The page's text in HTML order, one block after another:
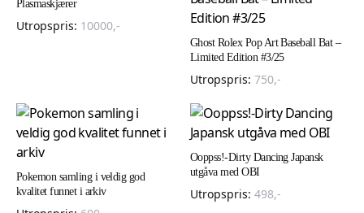
Plasmaskjærer
Utropspris: 10000,-
Ghost Rolex Pop Art Baseball Bat –
Limited Edition #3/25
Utropspris: 750,-
Pokemon samling i veldig god
kvalitet funnet i arkiv
Ooppss!-Dirty Dancing Japansk
utgåva med OBI
Utropspris: 498,-